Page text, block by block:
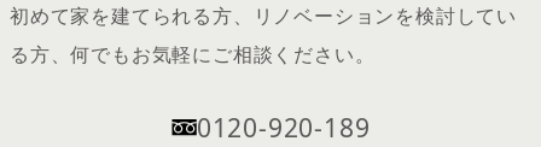
初めて家を建てられる方、リノベーションを検討してい
る方、何でもお気軽にご相談ください。
0120-920-189